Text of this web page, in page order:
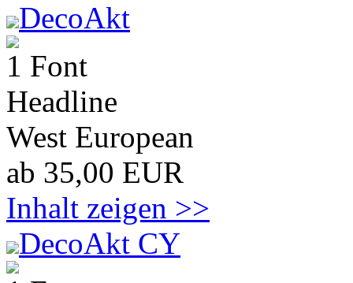
DecoAkt
1 Font
Headline
West European
ab 35,00 EUR
Inhalt zeigen >>
DecoAkt CY